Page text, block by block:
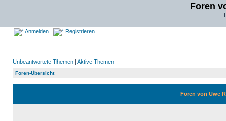
Foren
Anmelden Registrieren
Unbeantwortete Themen | Aktive Themen
Foren-Übersicht
Foren von Uwe